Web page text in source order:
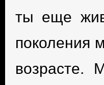
ты еще
поколения
возрасте.